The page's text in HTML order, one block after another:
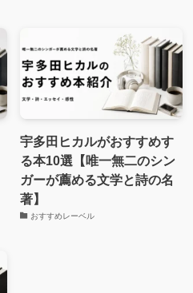
宇多田ヒカルがおすすめす
る本10選【唯一無二のシン
ガーが薦める文学と詩の名
著】
おすすめレーベル